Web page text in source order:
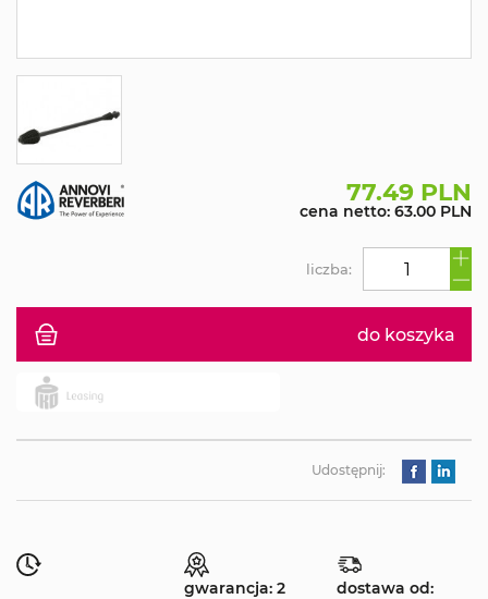
77.49 PLN
cena netto: 63.00 PLN
do koszyka
liczba:
Udostępnij:
gwarancja: 2
dostawa od: